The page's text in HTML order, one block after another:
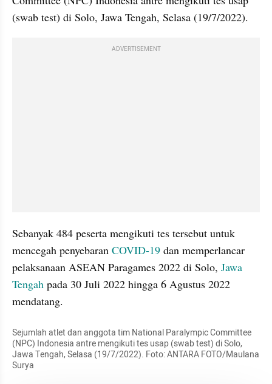
(swab test) di Solo, Jawa Tengah, Selasa (19/7/2022).
ADVERTISEMENT
Sebanyak 484 peserta mengikuti tes tersebut untuk
mencegah penyebaran COVID-19 dan memperlancar
pelaksanaan ASEAN Paragames 2022 di Solo, Jawa
Tengah pada 30 Juli 2022 hingga 6 Agustus 2022
mendatang.
Sejumlah atlet dan anggota tim National Paralympic Committee
(NPC) Indonesia antre mengikuti tes usap (swab test) di Solo,
Jawa Tengah, Selasa (19/7/2022). Foto: ANTARA FOTO/Maulana
Surya